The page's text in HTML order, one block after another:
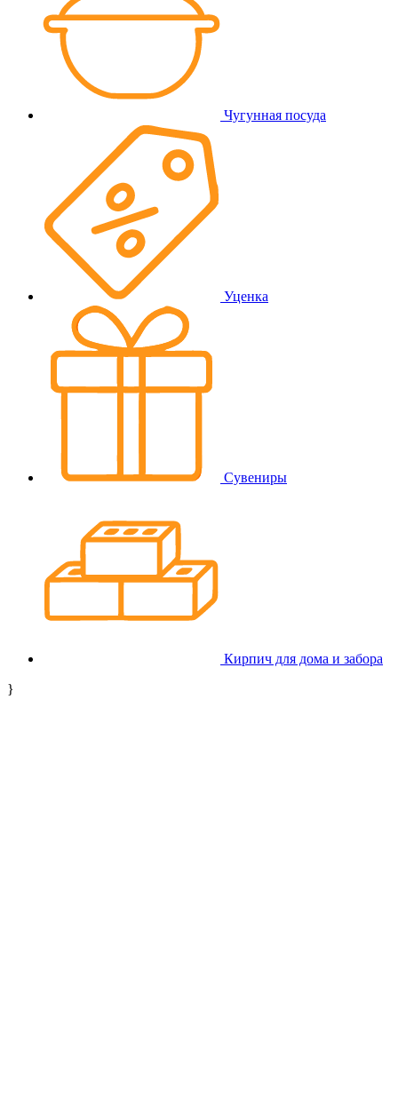
Чугунная посуда
Уценка
Сувениры
Кирпич для дома и забора
}